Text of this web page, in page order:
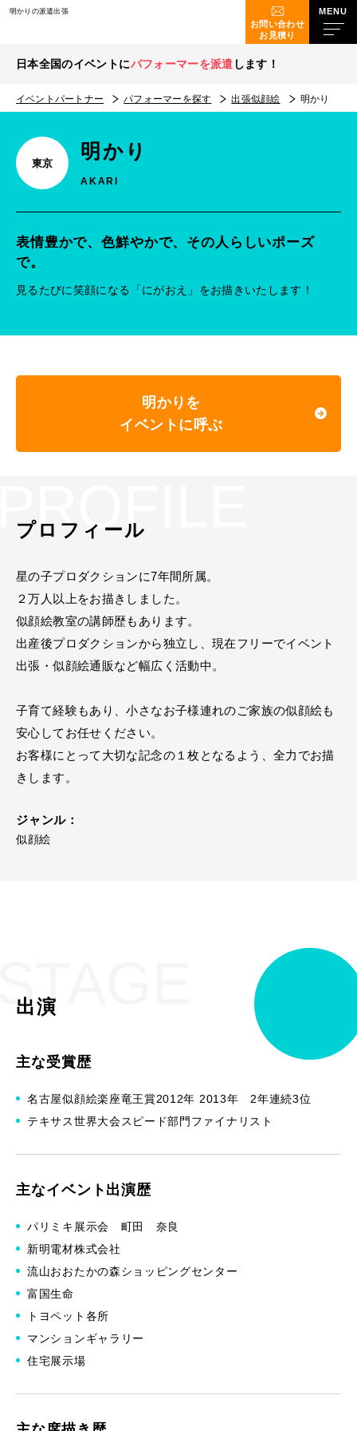
明かりの派遣出張
お問い合わせ
お見積り
日本全国のイベントにパフォーマーを派遣 します！
イベントパートナー パフォーマーを探す 出張似顔絵 明かり
東京
明かり
AKARI
表情豊かで、色鮮やかで、その人らしいポーズ
で。
見るたびに笑顔になる「にがおえ」をお描きいたします！
明かりを
イベントに呼ぶ
プロフィール
星の子プロダクションに7年間所属。
２万人以上をお描きしました。
似顔絵教室の講師歴もあります。
出産後プロダクションから独立し、現在フリーでイベント
出張・似顔絵通販など幅広く活動中。
子育て経験もあり、小さなお子様連れのご家族の似顔絵も
安心してお任せください。
お客様にとって大切な記念の１枚となるよう、全力でお描
きします。
ジャンル：
似顔絵
出演
主な受賞歴
名古屋似顔絵楽座竜王賞2012年 2013年 2年連続3位
テキサス世界大会スピード部門ファイナリスト
主なイベント出演歴
パリミキ展示会 町田 奈良
新明電材株式会社
流山おおたかの森ショッピングセンター
富国生命
トヨペット各所
マンションギャラリー
住宅展示場